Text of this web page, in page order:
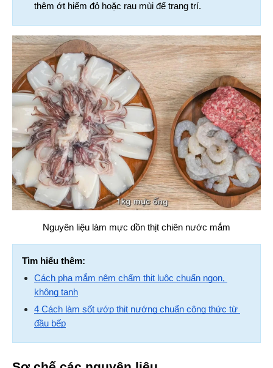
thêm ớt hiểm đỏ hoặc rau mùi để trang trí.
Nguyên liệu làm mực dồn thịt chiên nước mắm
Tìm hiểu thêm:
Cách pha mắm nêm chấm thịt luộc chuẩn ngon,
không tanh
4 Cách làm sốt ướp thịt nướng chuẩn công thức từ
đầu bếp